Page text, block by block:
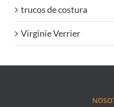
trucos de costura
Virginie Verrier